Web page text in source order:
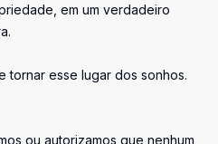
em um verdadeiro
tornar esse lugar dos sonhos.
ou autorizamos que nenhum